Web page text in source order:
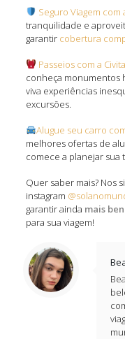
Seguro Viagem
tranquilidade e
garantir cobertura
Passeios com a
conheça monumentos
viva experiências
excursões.
Alugue seu carro
melhores ofertas de
comece a planejar sua
Quer saber mais? Nos
instagram
garantir ainda mais
para sua viagem!